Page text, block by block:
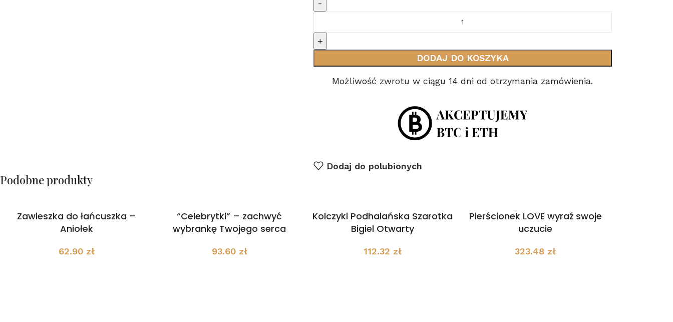
DODAJ DO KOSZYKA
Możliwość zwrotu w ciągu 14 dni od otrzymania zamówienia.
Dodaj do polubionych
Podobne produkty
Zawieszka do łańcuszka –
Aniołek
62.90 zł
“Celebrytki” – zachwyć
wybrankę Twojego serca
93.60 zł
Kolczyki Podhalańska Szarotka
Bigiel Otwarty
112.32 zł
Pierścionek LOVE wyraź swoje
uczucie
323.48 zł